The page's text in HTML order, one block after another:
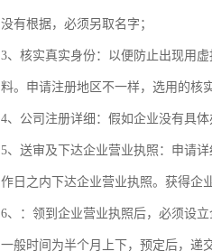
没有根据，必须另取名字；
3、核实真实身份：以便防止出现用
料。申请注册地区不一样，选用的核
4、公司注册详细：假如企业没有具
5、送审及下达企业营业执照：申请
作日之内下达企业营业执照。获得企
6、：领到企业营业执照后，必须设
一般时间为半个月上下，预定后，递